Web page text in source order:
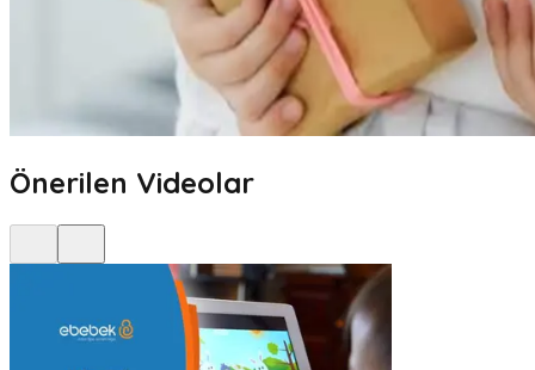
Önerilen Videolar